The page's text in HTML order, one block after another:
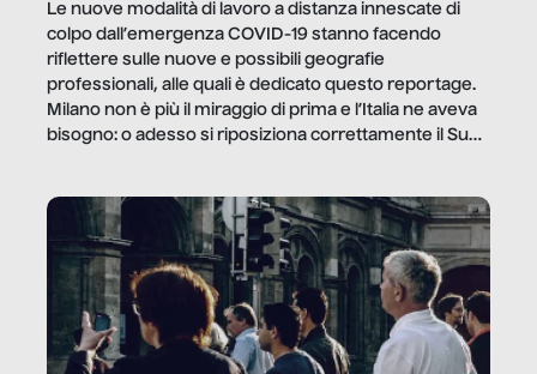
Le nuove modalità di lavoro a distanza innescate di
colpo dall’emergenza COVID-19 stanno facendo
riflettere sulle nuove e possibili geografie
professionali, alle quali è dedicato questo reportage.
Milano non è più il miraggio di prima e l’Italia ne aveva
bisogno: o adesso si riposiziona correttamente il Sud